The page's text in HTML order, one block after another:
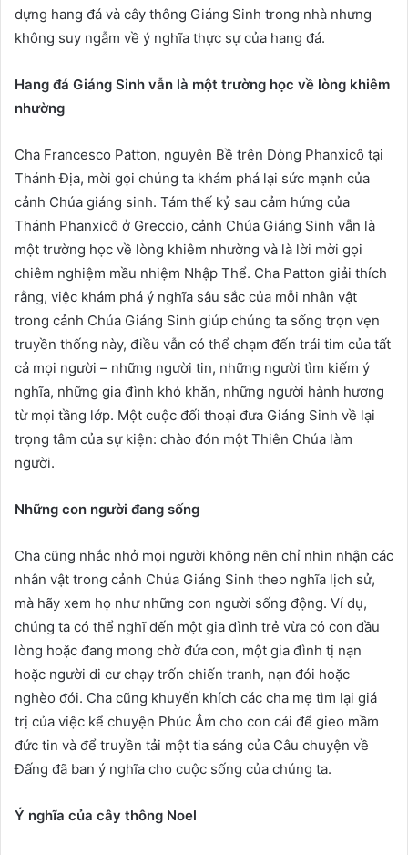
dựng hang đá và cây thông Giáng Sinh trong nhà nhưng
không suy ngẫm về ý nghĩa thực sự của hang đá.
Hang đá Giáng Sinh vẫn là một trường học về lòng khiêm
nhường
Cha Francesco Patton, nguyên Bề trên Dòng Phanxicô tại
Thánh Địa, mời gọi chúng ta khám phá lại sức mạnh của
cảnh Chúa giáng sinh. Tám thế kỷ sau cảm hứng của
Thánh Phanxicô ở Greccio, cảnh Chúa Giáng Sinh vẫn là
một trường học về lòng khiêm nhường và là lời mời gọi
chiêm nghiệm mầu nhiệm Nhập Thể. Cha Patton giải thích
rằng, việc khám phá ý nghĩa sâu sắc của mỗi nhân vật
trong cảnh Chúa Giáng Sinh giúp chúng ta sống trọn vẹn
truyền thống này, điều vẫn có thể chạm đến trái tim của tất
cả mọi người – những người tin, những người tìm kiếm ý
nghĩa, những gia đình khó khăn, những người hành hương
từ mọi tầng lớp. Một cuộc đối thoại đưa Giáng Sinh về lại
trọng tâm của sự kiện: chào đón một Thiên Chúa làm
người.
Những con người đang sống
Cha cũng nhắc nhở mọi người không nên chỉ nhìn nhận các
nhân vật trong cảnh Chúa Giáng Sinh theo nghĩa lịch sử,
mà hãy xem họ như những con người sống động. Ví dụ,
chúng ta có thể nghĩ đến một gia đình trẻ vừa có con đầu
lòng hoặc đang mong chờ đứa con, một gia đình tị nạn
hoặc người di cư chạy trốn chiến tranh, nạn đói hoặc
nghèo đói. Cha cũng khuyến khích các cha mẹ tìm lại giá
trị của việc kể chuyện Phúc Âm cho con cái để gieo mầm
đức tin và để truyền tải một tia sáng của Câu chuyện về
Đấng đã ban ý nghĩa cho cuộc sống của chúng ta.
Ý nghĩa của cây thông Noel